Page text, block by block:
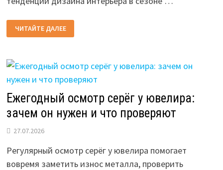
МОДНЫЕ
ТЕНДЕНЦИИ
ДИЗАЙНА
ЧИТАЙТЕ ДАЛЕЕ
Ежегодный осмотр серёг у ювелира:
зачем он нужен и что проверяют
27.07.2026
Регулярный осмотр серёг у ювелира помогает
вовремя заметить износ металла, проверить